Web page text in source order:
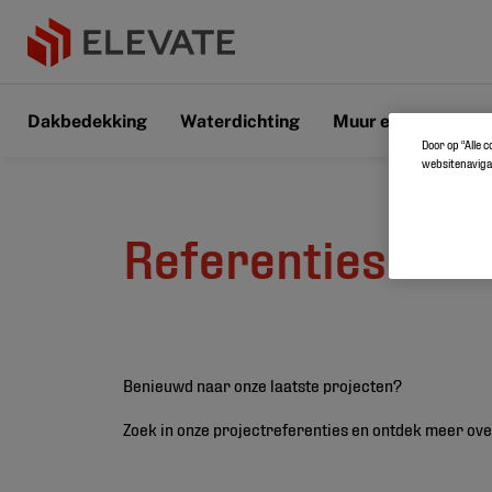
Dakbedekking Waterdichting Muur en vloer
Referenties
Benieuwd naar onze laatste projecten?
Zoek in onze projectreferenties en ontdek meer
Door op “Alle